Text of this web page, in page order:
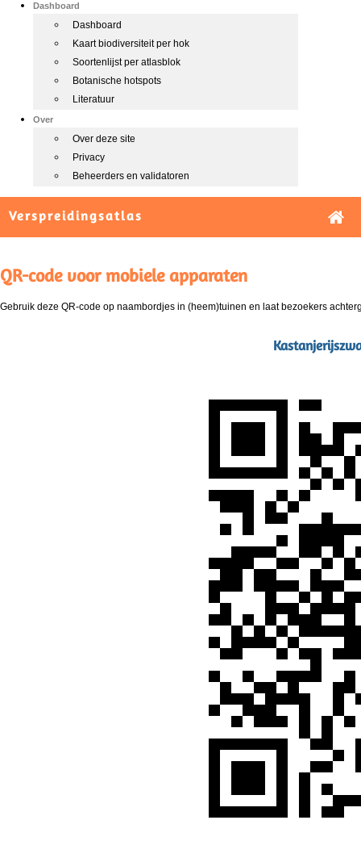
Dashboard
Dashboard
Kaart biodiversiteit per hok
Soortenlijst per atlasblok
Botanische hotspots
Literatuur
Over
Over deze site
Privacy
Beheerders en validatoren
Verspreidingsatlas
QR-code voor mobiele apparaten
Gebruik deze QR-code op naambordjes in (heem)tuinen en laat bezoekers